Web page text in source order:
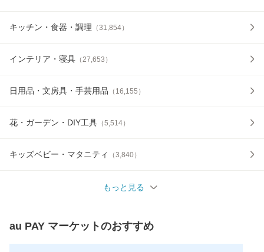
キッチン・食器・調理 （31,854）
インテリア・寝具 （ 27,653 ）
日用品・文房具・手芸用品 （ 16,155 ）
花・ガーデン・DIY工具 （5,514）
キッズベビー・マタニティ （3,840）
もっと見る
au PAY マーケットのおすすめ